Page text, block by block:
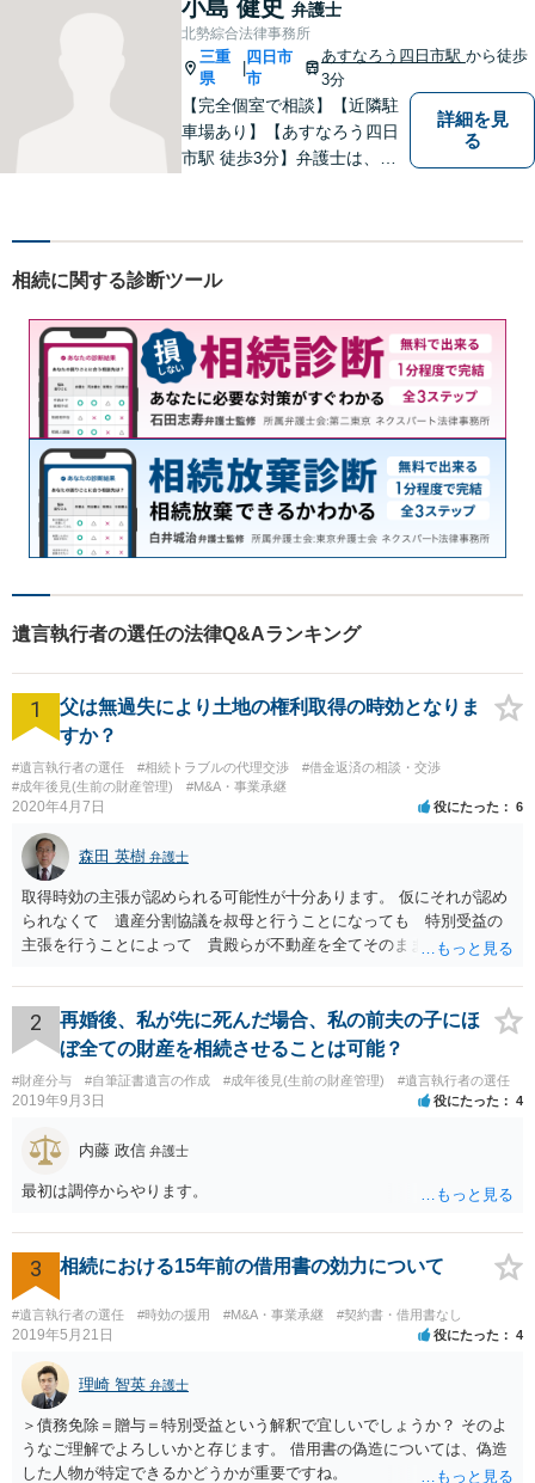
小島 健史 弁護士
北勢綜合法律事務所
三重
県
四日市
市
あすなろう四日市駅 から徒歩
3分
【完全個室で相談】【近隣駐
車場あり】【あすなろう四日
市駅 徒歩3分】弁護士は、依
でも聞いてください。 問題解
しょう。
詳細を見
る
相続に関する診断ツール
遺言執行者の選任の法律Q&Aランキング
1
父は無過失により土地の権利取得の時効となりま
すか？
#遺言執行者の選任 #相続トラブルの代理交渉
#借金返済の相談・交渉
#成年後見(生前の財産管理)
#M&A・事業承継
2020年4月7日 役にたった 6
森田 英樹 弁護士
取得時効の主張が認められる可能性が十分あります。 仮にそれが認め
られなくて 遺産分割協議を叔母と行うことになっても 特別受益の
主張を行うことによって 貴殿らが不動産を全てそのまま取得できる
2
再婚後、私が先に死んだ場合、私の前夫の子にほ
ぼ全ての財産を相続させることは可能？
#財産分与 #自筆証書遺言の作成 #成年後見(生前の財産管理) #遺言執行者の選任
2019年9月3日 役にたった 4
内藤 政信 弁護士
最初は調停からやります。
3 相続における15年前の借用書の効力について
#遺言執行者の選任 #時効の援用 #M&A・事業承継 #契約書・借用書なし
2019年5月21日 役にたった 4
理崎 智英 弁護士
＞債務免除＝贈与＝特別受益という解釈で宜しいでしょうか？ そのよ
うなご理解でよろしいかと存じます。 借用書の偽造については、偽造
した人物が特定できるかどうかが重要ですね。